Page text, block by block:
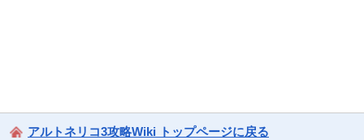
アルトネリコ3攻略Wiki トップページに戻る